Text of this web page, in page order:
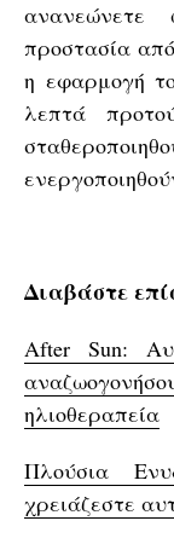
προστασία
η εφαρμογή
λεπτά
Διαβάστε
After Sun:
ηλιοθεραπεία
Πλούσια
χρειάζεστε